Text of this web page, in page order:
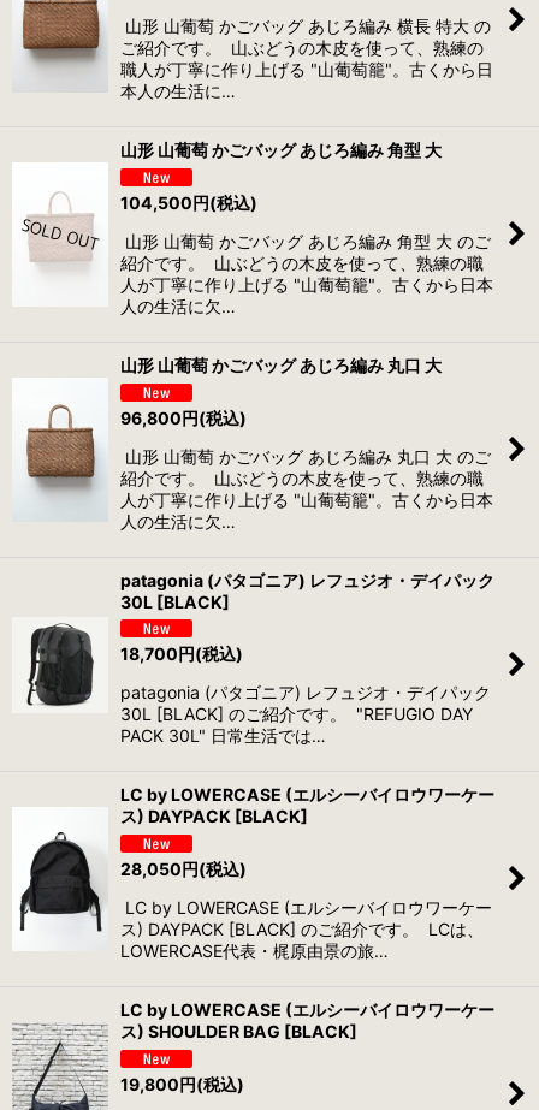
山形 山葡萄 かごバッグ あじろ編み 横長 特大 の
ご紹介です。 山ぶどうの木皮を使って、熟練の
職人が丁寧に作り上げる "山葡萄籠"。古くから日
本人の生活に…
山形 山葡萄 かごバッグ あじろ編み 角型 大
104,500円(税込)
山形 山葡萄 かごバッグ あじろ編み 角型 大 のご
紹介です。 山ぶどうの木皮を使って、熟練の職
人が丁寧に作り上げる "山葡萄籠"。古くから日本
人の生活に欠…
山形 山葡萄 かごバッグ あじろ編み 丸口 大
96,800円(税込)
山形 山葡萄 かごバッグ あじろ編み 丸口 大 のご
紹介です。 山ぶどうの木皮を使って、熟練の職
人が丁寧に作り上げる "山葡萄籠"。古くから日本
人の生活に欠…
patagonia (パタゴニア) レフュジオ・デイパック
30L [BLACK]
18,700円(税込)
patagonia (パタゴニア) レフュジオ・デイパック
30L [BLACK] のご紹介です。 "REFUGIO DAY
PACK 30L" 日常生活では…
LC by LOWERCASE (エルシーバイロウワーケー
ス) DAYPACK [BLACK]
28,050円(税込)
LC by LOWERCASE (エルシーバイロウワーケー
ス) DAYPACK [BLACK] のご紹介です。 LCは、
LOWERCASE代表・梶原由景の旅…
LC by LOWERCASE (エルシーバイロウワーケー
ス) SHOULDER BAG [BLACK]
19,800円(税込)